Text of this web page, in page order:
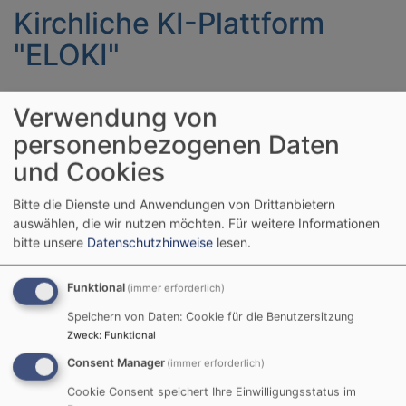
Kirchliche KI-Plattform
"ELOKI"
Bildrechte Bilddatenbank Fundus
Lutherische Kirche in
Bayern und die
gemeinsam mit der EKD-
Digitalisierungseinheit
dem Namen ELOKI – Evangelisch. Lernend. Offen. KI.
Der neue Dienst ermöglicht Mitarbeitenden in Kirche
und Diakonie eine sichere und verantwortungsvolle
Nutzung von Künstlicher Intelligenz – vollständig unter
kirchlicher Kontrolle und ohne Abhängigkeit von
großen Technologieunternehmen.
Verwendung von
personenbezogenen Daten
und Cookies
Bitte die Dienste und Anwendungen von Drittanbietern
auswählen, die wir nutzen möchten. Für weitere Informationen
bitte unsere Datenschutzhinweise lesen.
Funktional (immer erforderlich)
Speichern von Daten: Cookie für die Benutzersitzung
Zweck: Funktional
Consent Manager (immer erforderlich)
Cookie Consent speichert Ihre Einwilligungsstatus im